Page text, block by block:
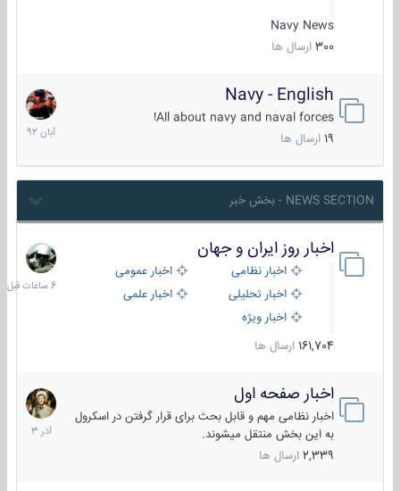
Navy News
300 ارسال ها
Navy - English
All about navy and naval forces!
ارسال ها
22
آبان
1392
NEWS SECTION - بخش خبر
اخبار روز ایران و جهان
اخبار نظامی
اخبار عمومی
اخبار تحلیلی
اخبار علمی
اخبار ویژه
161,704 ارسال ها
6
ساعات
قبل
اخبار صفحه اول
اخبار نظامی مهم و قابل بحث برای قرار گرفتن در اسکرول
به این بخش منتقل میشوند.
2,339 ارسال ها
7
آذر
1403